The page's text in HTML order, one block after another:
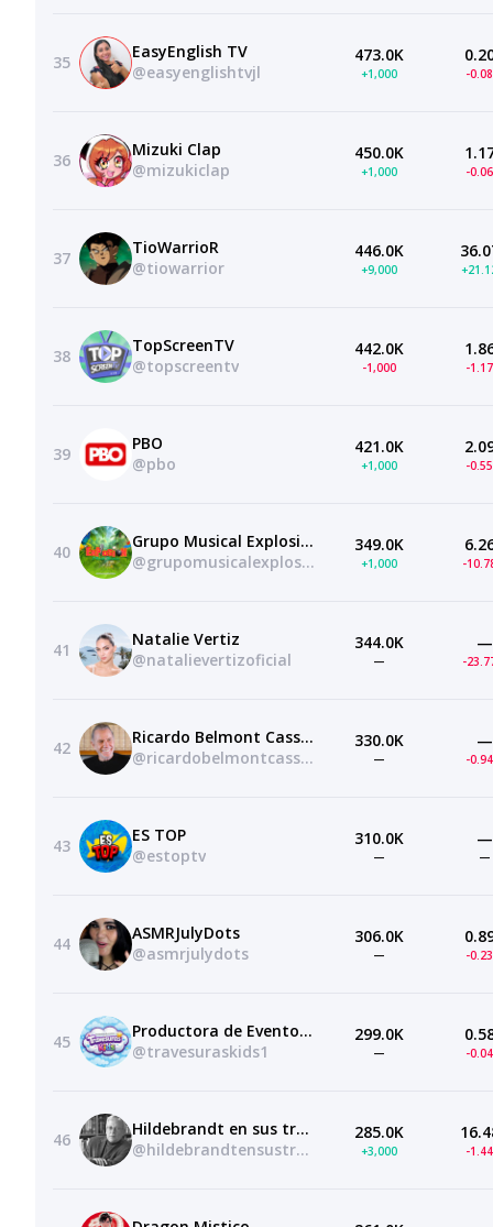
35
EasyEnglish TV
@easyenglishtvjl
473.0K
+1,000 -
36
Mizuki Clap
@mizukiclap
450.0K
+1,000 -
37
TioWarrioR
@tiowarrior
446.0K
+9,000
38
TopScreenTV
@topscreentv
442.0K
-1,000 -
39
PBO
@pbo
421.0K
+1,000 -
40
Grupo Musical Explosión de Iquitos
@grupomusicalexplosiondeiquitos
349.0K
+1,000 -
41
Natalie Vertiz
@natalievertizoficial
344.0K
—
—
-
42
Ricardo Belmont Cassinelli
@ricardobelmontcassinelli6542
330.0K
—
—
-
43
ES TOP
@estoptv
310.0K
—
—
—
44
ASMRJulyDots
@asmrjulydots
306.0K
— -
45
Productora de Eventos Travesuras Kids
@travesuraskids1
299.0K
— -
46
Hildebrandt en sus trece
@hildebrandtensustreceoficial
285.0K
+3,000 -